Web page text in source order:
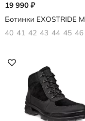
19 990 ₽
Ботинки EXOSTRIDE M
40 41 42 43 44 45 46